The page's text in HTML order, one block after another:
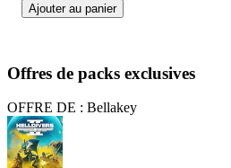
Ajouter au panier
Offres de packs exclusives
OFFRE DE : Bellakey